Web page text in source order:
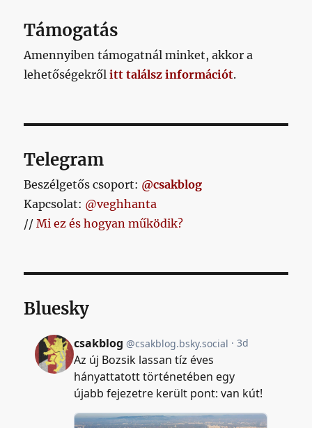
Támogatás
Amennyiben támogatnál minket, akkor a
lehetőségekrőlitt találsz információt.
Telegram
Beszélgetős csoport: @csakblog
Kapcsolat: @veghhanta
//Mi ez és hogyan működik?
Bluesky